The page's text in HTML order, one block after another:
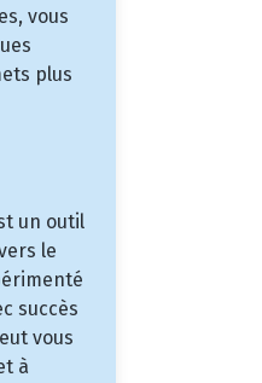
vous
plus
un outil
le
succès
vous
à